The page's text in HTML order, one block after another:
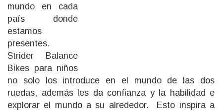
mundo en cada
país donde
estamos
presentes.
Strider Balance
Bikes para niños
no solo los introduce en el mundo de las dos
ruedas, además les da confianza y la habilidad e
explorar el mundo a su alrededor. Esto inspira a